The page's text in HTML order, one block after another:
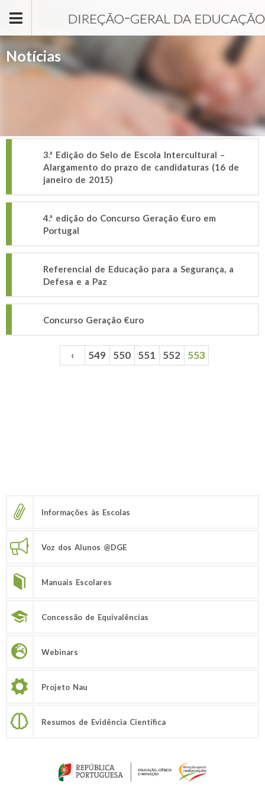
Notícias
3.ª Edição do Selo de Escola Intercultural –
Alargamento do prazo de candidaturas (16 de
janeiro de 2015)
4.ª edição do Concurso Geração €uro em
Portugal
Referencial de Educação para a Segurança, a
Defesa e a Paz
Concurso Geração €uro
‹ 549 550 551 552 553
Informações às Escolas
Voz dos Alunos @DGE
Manuais Escolares
Concessão de Equivalências
Webinars
Projeto Nau
Resumos de Evidência Científica